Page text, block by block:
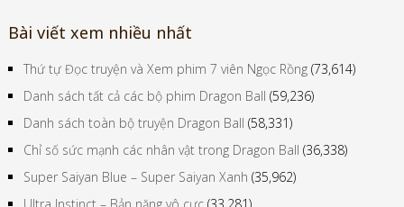
Bài viết xem nhiều nhất
Thứ tự Đọc truyện và Xem phim 7 viên Ngọc Rồng (73,614)
Danh sách tất cả các bộ phim Dragon Ball (59,236)
Danh sách toàn bộ truyện Dragon Ball (58,331)
Chỉ số sức mạnh các nhân vật trong Dragon Ball (36,338)
Super Saiyan Blue – Super Saiyan Xanh (35,962)